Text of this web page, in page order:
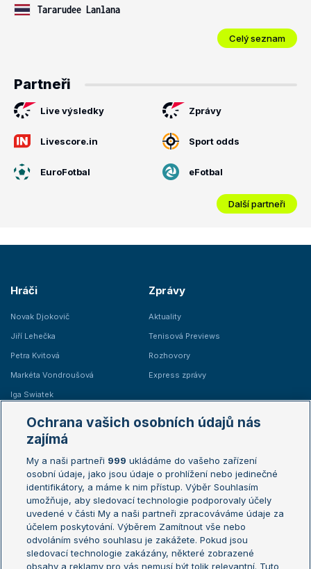
Tararudee Lanlana
Celý seznam
Partneři
Live výsledky Zprávy
Livescore.in Sport odds
EuroFotbal eFotbal
Další partneři
Hráči
Novak Djokovič
Jiří Lehečka
Petra Kvitová
Markéta Vondroušová
Iga Swiatek
Zprávy
Aktuality
Tenisová Previews
Rozhovory
Express zprávy
Žebříčky
Žebříček ATP (muži)
Žebříček WTA (ženy)
Sázkařský žebříček
Australian Open
French Open
Wimbledon
US Open
Turnaj mistrů
Turnaj mistryň
Ochrana vašich osobních údajů nás
zajímá
My a naši partneři 999 ukládáme do vašeho zařízení
osobní údaje, jako jsou údaje o prohlížení nebo jedinečné
identifikátory, a máme k nim přístup. Výběr Souhlasím
umožňuje, aby sledovací technologie podporovaly účely
uvedené v části My a naši partneři zpracováváme údaje za
účelem poskytování. Výběrem Zamítnout vše nebo
odvoláním svého souhlasu je zakážete. Pokud jsou
sledovací technologie zakázány, některé zobrazené
obsahy a reklamy pro vás nemusí být tolik relevantní. Tuto